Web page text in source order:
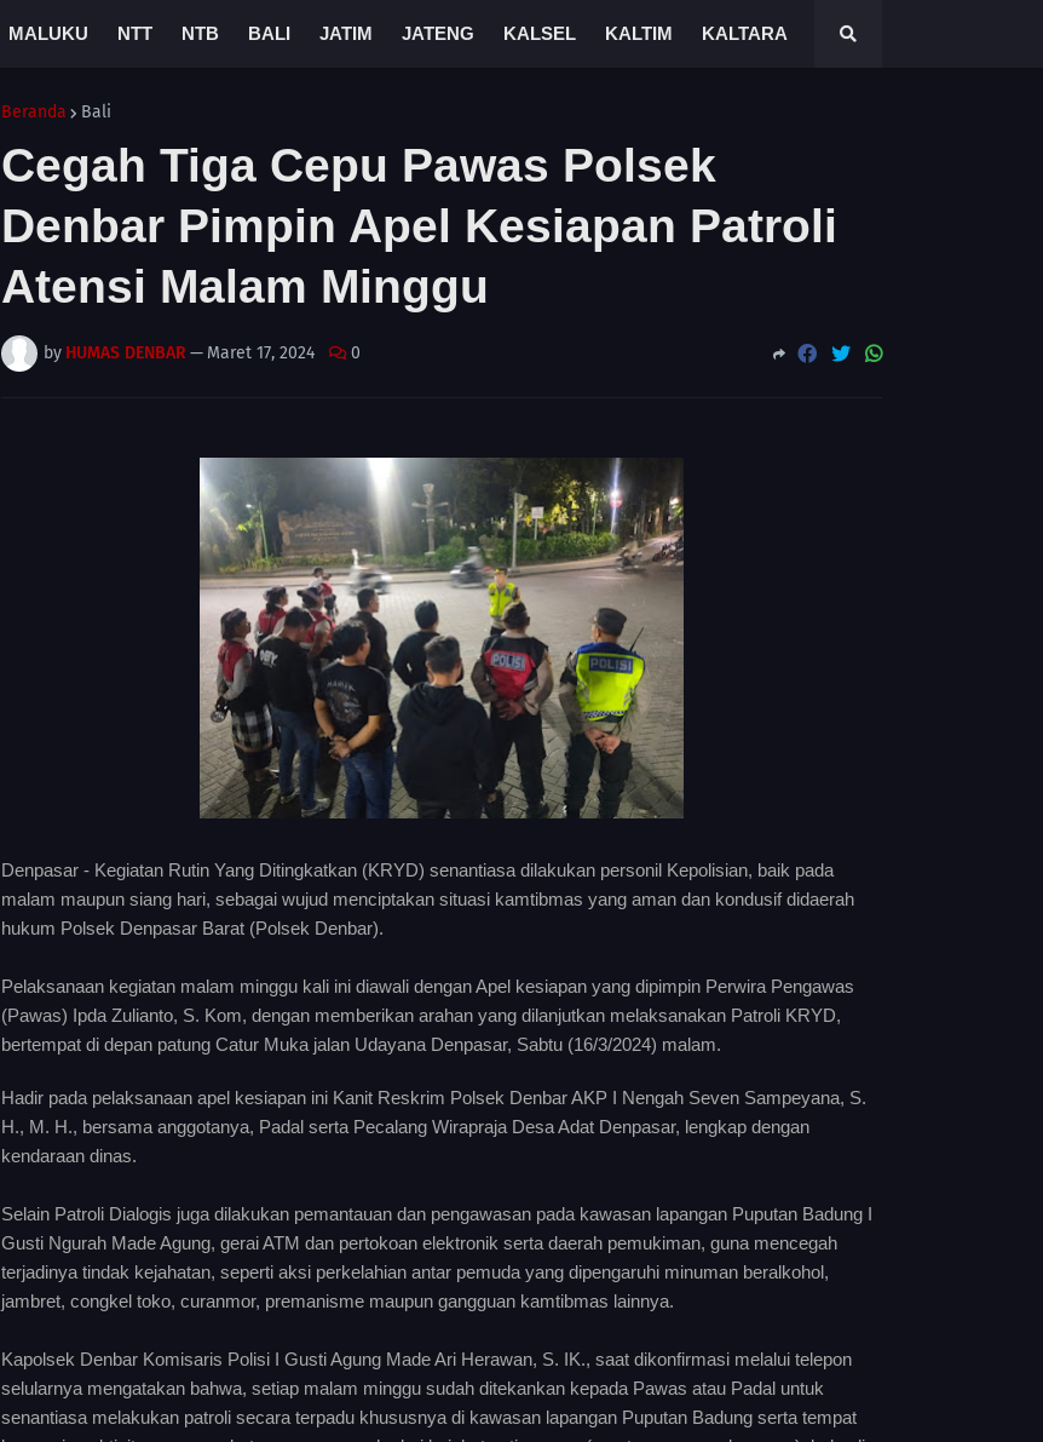
MALUKU NTT NTB BALI JATIM JATENG KALSEL KALTIM KALTARA
Beranda Bali
Cegah Tiga Cepu Pawas Polsek
Denbar Pimpin Apel Kesiapan Patroli
Atensi Malam Minggu
by HUMAS DENBAR — Maret 17, 2024 0
Denpasar - Kegiatan Rutin Yang Ditingkatkan (KRYD) senantiasa dilakukan personil Kepolisian, baik pada
malam maupun siang hari, sebagai wujud menciptakan situasi kamtibmas yang aman dan kondusif didaerah
hukum Polsek Denpasar Barat (Polsek Denbar).
Pelaksanaan kegiatan malam minggu kali ini diawali dengan Apel kesiapan yang dipimpin Perwira Pengawas
(Pawas) Ipda Zulianto, S. Kom, dengan memberikan arahan yang dilanjutkan melaksanakan Patroli KRYD,
bertempat di depan patung Catur Muka jalan Udayana Denpasar, Sabtu (16/3/2024) malam.
Hadir pada pelaksanaan apel kesiapan ini Kanit Reskrim Polsek Denbar AKP I Nengah Seven Sampeyana, S.
H., M. H., bersama anggotanya, Padal serta Pecalang Wirapraja Desa Adat Denpasar, lengkap dengan
kendaraan dinas.
Selain Patroli Dialogis juga dilakukan pemantauan dan pengawasan pada kawasan lapangan Puputan Badung I
Gusti Ngurah Made Agung, gerai ATM dan pertokoan elektronik serta daerah pemukiman, guna mencegah
terjadinya tindak kejahatan, seperti aksi perkelahian antar pemuda yang dipengaruhi minuman beralkohol,
jambret, congkel toko, curanmor, premanisme maupun gangguan kamtibmas lainnya.
Kapolsek Denbar Komisaris Polisi I Gusti Agung Made Ari Herawan, S. IK., saat dikonfirmasi melalui telepon
selularnya mengatakan bahwa, setiap malam minggu sudah ditekankan kepada Pawas atau Padal untuk
senantiasa melakukan patroli secara terpadu khususnya di kawasan lapangan Puputan Badung serta tempat